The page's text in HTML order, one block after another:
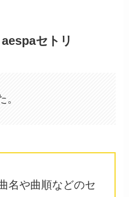
セトリ
名や曲順などのセ